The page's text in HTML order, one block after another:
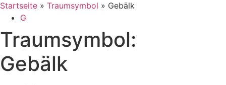
Startseite » Traumsymbol » Gebälk
G
Traumsymbol:
Gebälk